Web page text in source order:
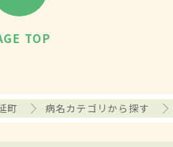
TOP
町 病名カテゴリから探す